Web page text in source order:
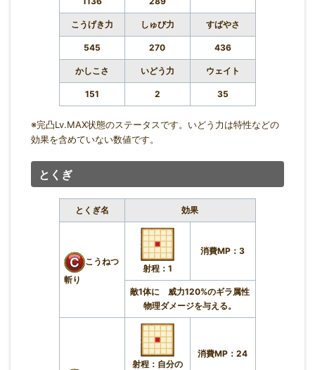
こうげき力 しゅび力 すばやさ
545 270 436
かしこさ いどう力 ウェイト
151 2 35
※完凸Lv.MAX状態のステータスです。いどう力は特性などの
効果を含めていない数値です。
とくぎ
とくぎ名 効果
こうねつ
斬り
射程：1
消費MP：3
敵1体に 威力120%のギラ属性
物理ダメージを与える。
射程：自分の
消費MP：24